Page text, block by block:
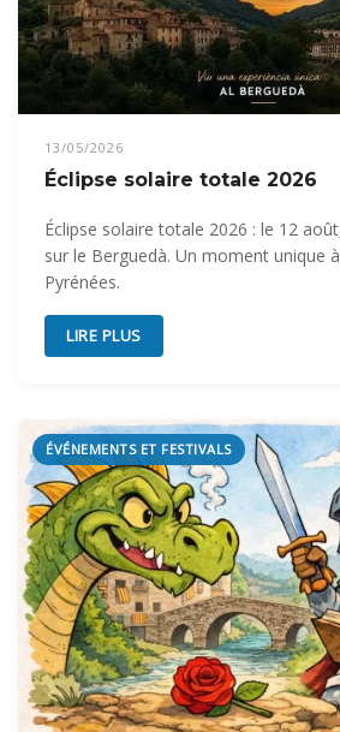
13/05/2026
Éclipse solaire totale 2026
Éclipse solaire totale 2026 : le 12
sur le Berguedà. Un moment unique
Pyrénées.
LIRE PLUS
ÉVÉNEMENTS ET FESTIVALS